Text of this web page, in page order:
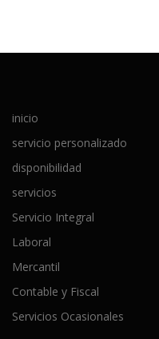
inicio
servicio personalizado
disponibilidad
servicios
Servicio Integral
Laboral
Mercantil
Contable y Fiscal
Servicios Ocasionales